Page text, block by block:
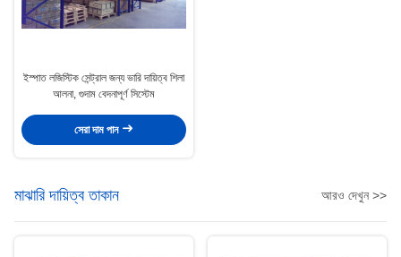
ইস্পাত লজিস্টিক সেন্ট্রাল জন্য ভারি দায়িত্ব শিলা
আলনা, গুদাম বেদনাপূর্ণ সিস্টেম
সেরা দাম পান
মাঝারি দায়িত্ব তাকান আরও দেখুন >>